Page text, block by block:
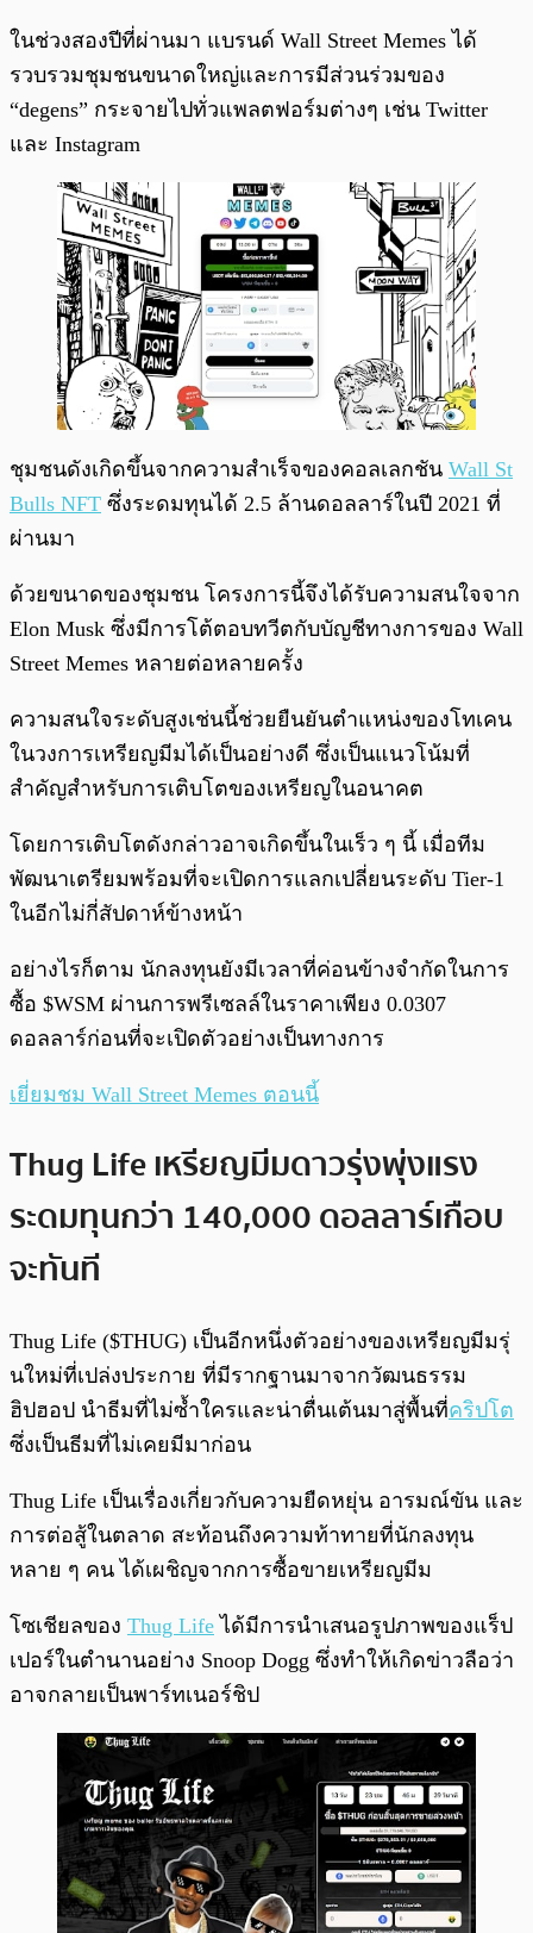
ในช่วงสองปีที่ผ่านมา แบรนด์ Wall Street Memes ได้
รวบรวมชุมชนขนาดใหญ่และการมีส่วนร่วมของ
“degens” กระจายไปทั่วแพลตฟอร์มต่างๆ เช่น Twitter
และ Instagram
ชุมชนดังเกิดขึ้นจากความสำเร็จของคอลเลกชัน Wall St
Bulls NFT ซึ่งระดมทุนได้ 2.5 ล้านดอลลาร์ในปี 2021 ที่
ผ่านมา
ด้วยขนาดของชุมชน โครงการนี้จึงได้รับความสนใจจาก
Elon Musk ซึ่งมีการโต้ตอบทวีตกับบัญชีทางการของ Wall
Street Memes หลายต่อหลายครั้ง
ความสนใจระดับสูงเช่นนี้ช่วยยืนยันตำแหน่งของโทเคน
ในวงการเหรียญมีมได้เป็นอย่างดี ซึ่งเป็นแนวโน้มที่
สำคัญสำหรับการเติบโตของเหรียญในอนาคต
โดยการเติบโตดังกล่าวอาจเกิดขึ้นในเร็ว ๆ นี้ เมื่อทีม
พัฒนาเตรียมพร้อมที่จะเปิดการแลกเปลี่ยนระดับ Tier-1
ในอีกไม่กี่สัปดาห์ข้างหน้า
อย่างไรก็ตาม นักลงทุนยังมีเวลาที่ค่อนข้างจำกัดในการ
ซื้อ $WSM ผ่านการพรีเซลล์ในราคาเพียง 0.0307
ดอลลาร์ก่อนที่จะเปิดตัวอย่างเป็นทางการ
เยี่ยมชม Wall Street Memes ตอนนี้
Thug Life เหรียญมีมดาวรุ่งพุ่งแรง
ระดมทุนกว่า 140,000 ดอลลาร์เกือบ
จะทันที
Thug Life ($THUG) เป็นอีกหนึ่งตัวอย่างของเหรียญมีมรุ่
นใหม่ที่เปล่งประกาย ที่มีรากฐานมาจากวัฒนธรรม
ฮิปฮอป นำธีมที่ไม่ซ้ำใครและน่าตื่นเต้นมาสู่พื้นที่คริปโต
ซึ่งเป็นธีมที่ไม่เคยมีมาก่อน
Thug Life เป็นเรื่องเกี่ยวกับความยืดหยุ่น อารมณ์ขัน และ
การต่อสู้ในตลาด สะท้อนถึงความท้าทายที่นักลงทุน
หลาย ๆ คน ได้เผชิญจากการซื้อขายเหรียญมีม
โซเชียลของ Thug Life ได้มีการนำเสนอรูปภาพของแร็ป
เปอร์ในตำนานอย่าง Snoop Dogg ซึ่งทำให้เกิดข่าวลือว่า
อาจกลายเป็นพาร์ทเนอร์ชิป